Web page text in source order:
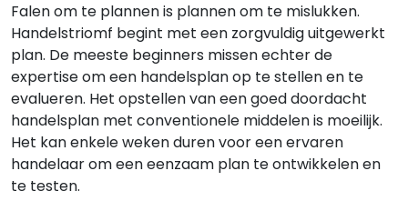
Falen om te plannen is plannen om te mislukken.
Handelstriomf begint met een zorgvuldig uitgewerkt
plan. De meeste beginners missen echter de
expertise om een handelsplan op te stellen en te
evalueren. Het opstellen van een goed doordacht
handelsplan met conventionele middelen is moeilijk.
Het kan enkele weken duren voor een ervaren
handelaar om een eenzaam plan te ontwikkelen en
te testen.